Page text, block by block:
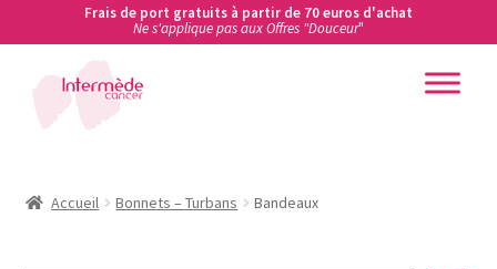
Frais de port gratuits à partir de 70 euros d'achat
Ne s'applique pas aux Offres "Douceur"
Aller
Aller
au
contenu
Accueil
AccueilAccueil Bonnets – Turbans Bandeaux